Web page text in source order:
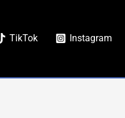
TikTok Instagram